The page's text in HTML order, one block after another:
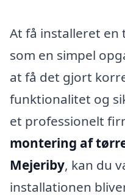
At få installeret
som en simpel
at få det gjort
funktionalitet og
et professionelt
montering af
Mejeriby, kan du
installationen